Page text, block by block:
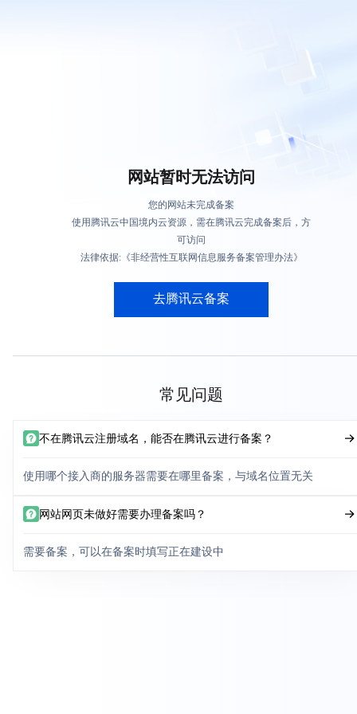
网站暂时无法访问
您的网站未完成备案
使用腾讯云中国境内云资源，需在腾讯云完成备案后，方
可访问
法律依据:《非经营性互联网信息服务备案管理办法》
去腾讯云备案
常见问题
不在腾讯云注册域名，能否在腾讯云进行备案？
使用哪个接入商的服务器需要在哪里备案，与域名位置无关
网站网页未做好需要办理备案吗？
需要备案，可以在备案时填写正在建设中